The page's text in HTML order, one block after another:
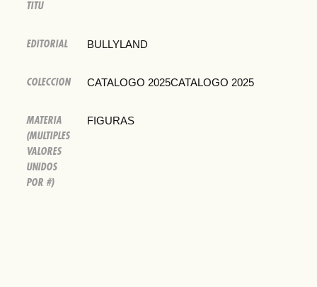
TITU
EDITORIAL BULLYLAND
COLECCION CATALOGO 2025CATALOGO 2025
MATERIA
(MULTIPLES
VALORES
UNIDOS
POR #)
FIGURAS